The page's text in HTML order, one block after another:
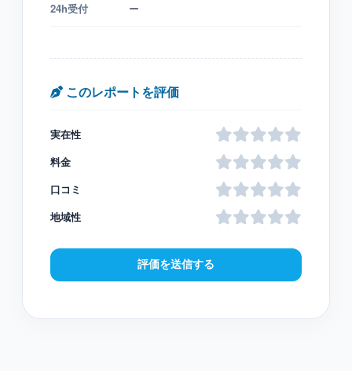
24h受付 ー
このレポートを評価
実在性
料金
口コミ
地域性
評価を送信する